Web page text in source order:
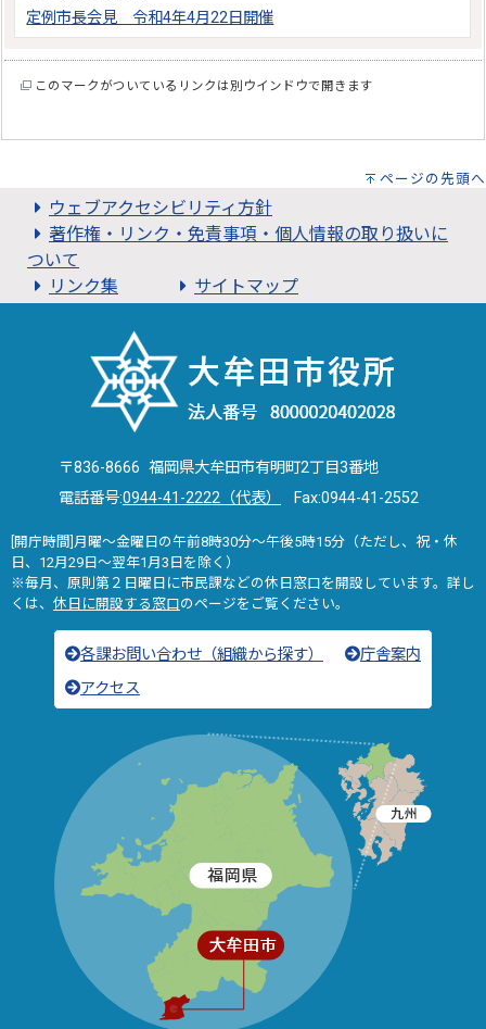
定例市長会見 令和4年4月22日開催
このマークがついているリンクは別ウインドウで開きます
ページの先頭へ
ウェブアクセシビリティ方針
著作権・リンク・免責事項・個人情報の取り扱いに
ついて
リンク集
サイトマップ
〒836-8666 福岡県大牟田市有明町2丁目3番地
電話番号:0944-41-2222（代表） Fax:0944-41-2552
[開庁時間]月曜～金曜日の午前8時30分～午後5時15分（ただし、祝・休
日、12月29日～翌年1月3日を除く）
※毎月、原則第２日曜日に市民課などの休日窓口を開設しています。詳し
くは、 休日に開設する窓口のページをご覧ください。
各課お問い合わせ（組織から探す）
庁舎案内
アクセス